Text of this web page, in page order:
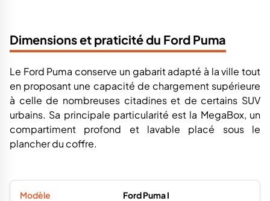
Dimensions et praticité du Ford Puma
Le Ford Puma conserve un gabarit adapté à la ville tout
en proposant une capacité de chargement supérieure
à celle de nombreuses citadines et de certains SUV
urbains. Sa principale particularité est la MegaBox, un
compartiment profond et lavable placé sous le
plancher du coffre.
Ford Puma I